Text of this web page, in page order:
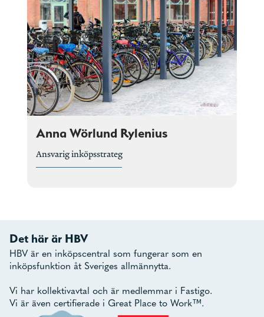
Anna Wörlund Rylenius
Ansvarig inköpsstrateg
Det här är HBV
HBV är en inköpscentral som fungerar som en
inköpsfunktion åt Sveriges allmännytta.
Vi har kollektivavtal och är medlemmar i Fastigo.
Vi är även certifierade i Great Place to Work™.